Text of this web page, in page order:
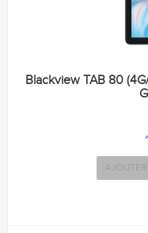
Blackview TAB 80